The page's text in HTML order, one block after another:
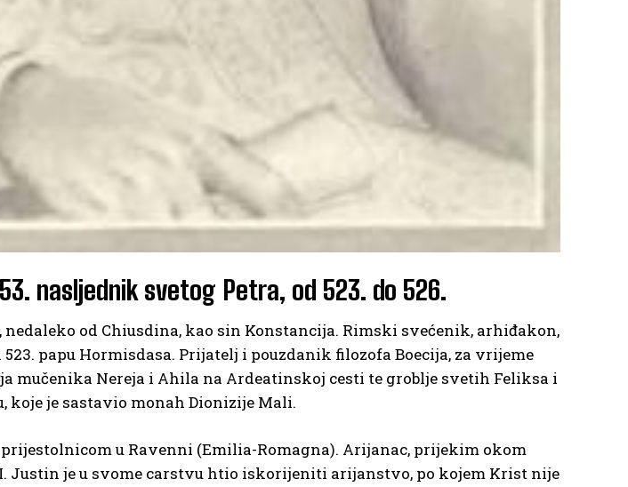
nasljednik svetog Petra, od 523. do 526.
nedaleko od Chiusdina, kao sin Konstancija. Rimski svećenik, arhiđakon,
papu Hormisdasa. Prijatelj i pouzdanik filozofa Boecija, za vrijeme
Nereja i Ahila na Ardeatinskoj cesti te groblje svetih Feliksa i
koje je sastavio monah Dionizije Mali.
u Ravenni (Emilia-Romagna). Arijanac, prijekim okom
Justin je u svome carstvu htio iskorijeniti arijanstvo, po kojem Krist nije